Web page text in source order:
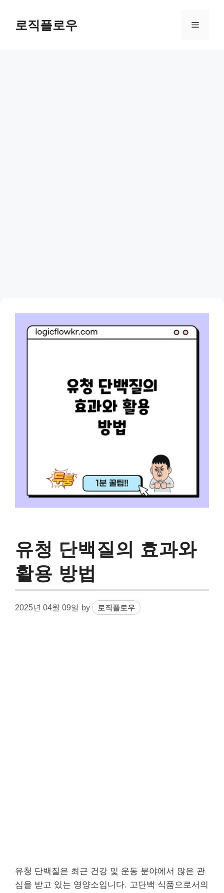
content로직플로우 Menu
유청 단백질의 효과와
활용 방법
2025년 04월 09일 by 로직플로우
유청 단백질은 최근 건강 및 운동 분야에서 많은 관
심을 받고 있는 영양소입니다. 고단백 식품으로서의